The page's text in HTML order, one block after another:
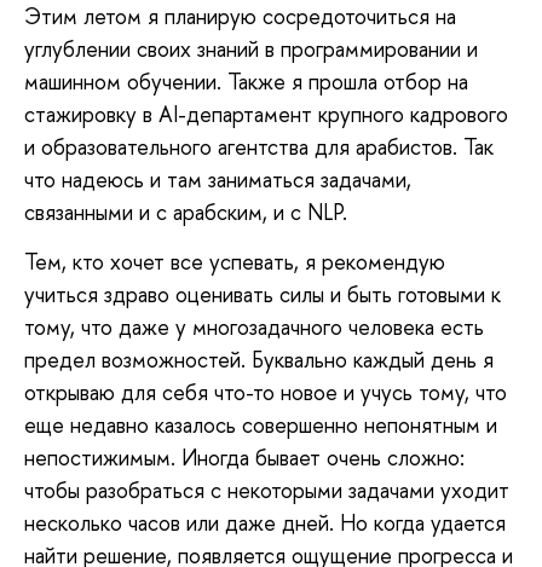
Этим летом я планирую сосредоточиться на
углублении своих знаний в программировании и
машинном обучении. Также я прошла отбор на
стажировку в AI-департамент крупного кадрового
и образовательного агентства для арабистов. Так
что надеюсь и там заниматься задачами,
связанными и с арабским, и с NLP.
Тем, кто хочет все успевать, я рекомендую
учиться здраво оценивать силы и быть готовыми к
тому, что даже у многозадачного человека есть
предел возможностей. Буквально каждый день я
открываю для себя что-то новое и учусь тому, что
еще недавно казалось совершенно непонятным и
непостижимым. Иногда бывает очень сложно:
чтобы разобраться с некоторыми задачами уходит
несколько часов или даже дней. Но когда удается
найти решение, появляется ощущение прогресса и